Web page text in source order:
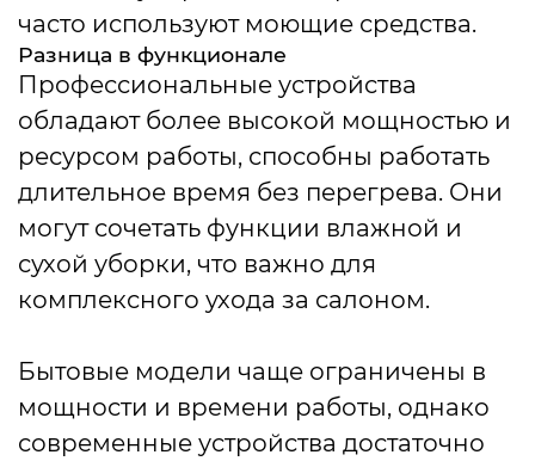
часто используют моющие средства.
Разница в функционале
Профессиональные устройства
обладают более высокой мощностью и
ресурсом работы, способны работать
длительное время без перегрева. Они
могут сочетать функции влажной и
сухой уборки, что важно для
комплексного ухода за салоном.
Бытовые модели чаще ограничены в
мощности и времени работы, однако
современные устройства достаточно